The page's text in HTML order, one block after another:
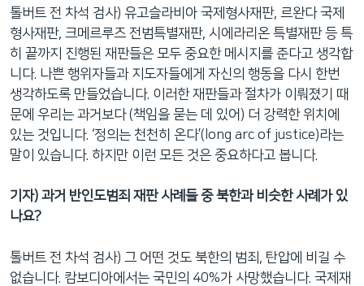
톨버트 전 차석 검사) 유고슬라비아 국제형사재판, 르완다 국제
형사재판, 크메르루즈 전범특별재판, 시에라리온 특별재판 등 특
히 끝까지 진행된 재판들은 모두 중요한 메시지를 준다고 생각합
니다. 나쁜 행위자들과 지도자들에게 자신의 행동을 다시 한번
생각하도록 만들었습니다. 이러한 재판들과 절차가 이뤄졌기 때
문에 우리는 과거보다 (책임을 묻는 데 있어) 더 강력한 위치에
있는 것입니다. ‘정의는 천천히 온다’(long arc of justice)라는
말이 있습니다. 하지만 이런 모든 것은 중요하다고 봅니다.
기자) 과거 반인도범죄 재판 사례들 중 북한과 비슷한 사례가 있
나요?
톨버트 전 차석 검사) 그 어떤 것도 북한의 범죄, 탄압에 비길 수
없습니다. 캄보디아에서는 국민의 40%가 사망했습니다. 국제재